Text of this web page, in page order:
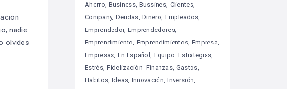
nadie
olvides
Ahorro Business Bussines Clientes
Company Deudas Dinero Empleados
Emprendedor Emprendedores
Emprendimiento Emprendimientos Empresa
Empresas En Español Equipo
Estrategias
Estrés Fidelización Finanzas Gastos
Habitos Ideas Innovación Inversión